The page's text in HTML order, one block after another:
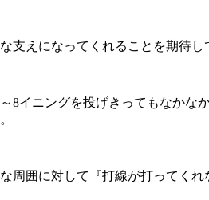
支えになってくれることを期待
8イニングを投げきってもなか
周囲に対して『打線が打ってく